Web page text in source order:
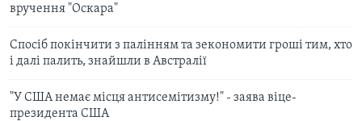
вручення "Оскара"
Спосіб покінчити з палінням та зекономити гроші тим, хто
і далі палить, знайшли в Австралії
"У США немає місця антисемітизму!" - заява віце-
президента США